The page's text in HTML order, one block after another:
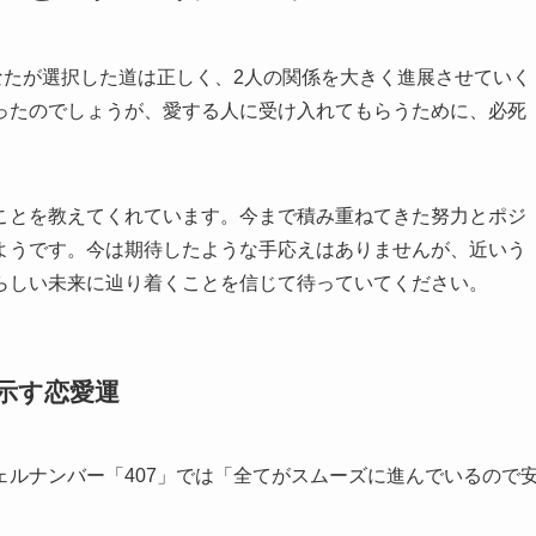
が選択した道は正しく、2人の関係を大きく進展させていく
のでしょうが、愛する人に受け入れてもらうために、必死
を教えてくれています。今まで積み重ねてきた努力とポジ
です。今は期待したような手応えはありませんが、近いう
い未来に辿り着くことを信じて待っていてください。
す恋愛運
ナンバー「407」では「全てがスムーズに進んでいるので